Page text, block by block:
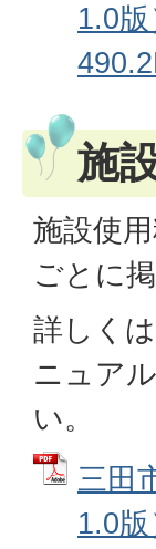
1.0
施
施設使
ごとに
詳しく
ニュア
い。
三田
1.0